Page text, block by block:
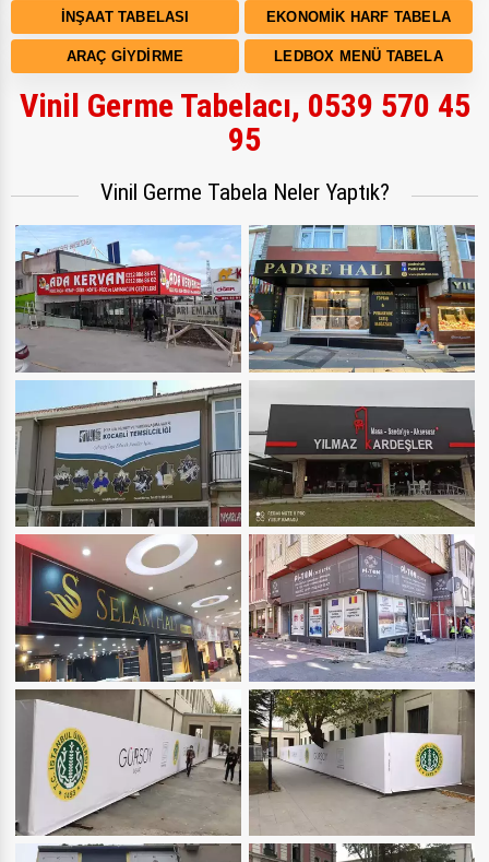
İNŞAAT TABELASI EKONOMIK HARF TABELA
ARAÇ GIYDIRME LEDBOX MENÜ TABELA
Vinil Germe Tabelacı, 0539 570 45
95
Vinil Germe Tabela Neler Yaptık?